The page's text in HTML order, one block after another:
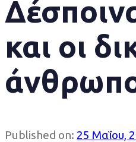
και οι
Published on: 25 Μαΐου,